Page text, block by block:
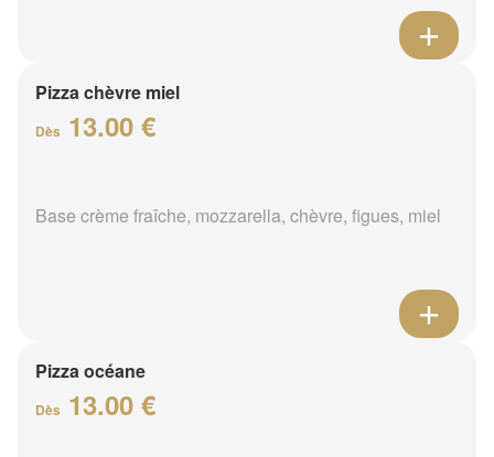
Pizza chèvre miel
Dès 13.00 €
Base crème fraîche, mozzarella, chèvre, figues, miel
Pizza océane
Dès 13.00 €